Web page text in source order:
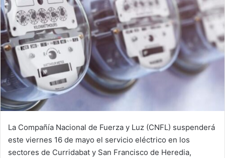
La Compañía Nacional de Fuerza y Luz (CNFL) suspenderá
este viernes 16 de mayo el servicio eléctrico en los
sectores de Curridabat y San Francisco de Heredia,